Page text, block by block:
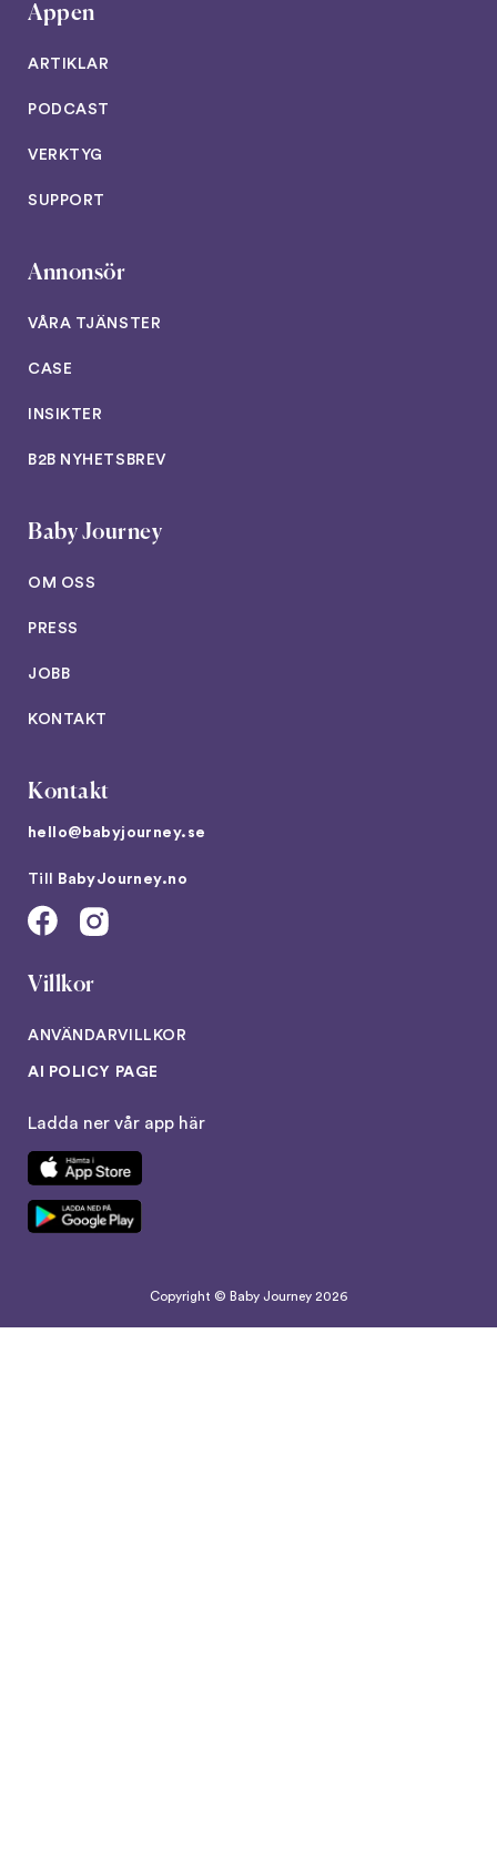
Appen
ARTIKLAR
PODCAST
VERKTYG
SUPPORT
Annonsör
VÅRA TJÄNSTER
CASE
INSIKTER
B2B NYHETSBREV
Baby Journey
OM OSS
PRESS
JOBB
KONTAKT
Kontakt
hello@babyjourney.se
Till BabyJourney.no
Villkor
ANVÄNDARVILLKOR
AI POLICY PAGE
Ladda ner vår app här
Copyright © Baby Journey 2026